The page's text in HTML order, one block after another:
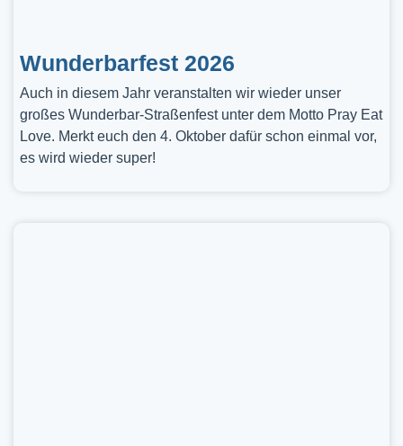
Wunderbarfest 2026
Auch in diesem Jahr veranstalten wir wieder unser
großes Wunderbar-Straßenfest unter dem Motto Pray Eat
Love. Merkt euch den 4. Oktober dafür schon einmal vor,
es wird wieder super!